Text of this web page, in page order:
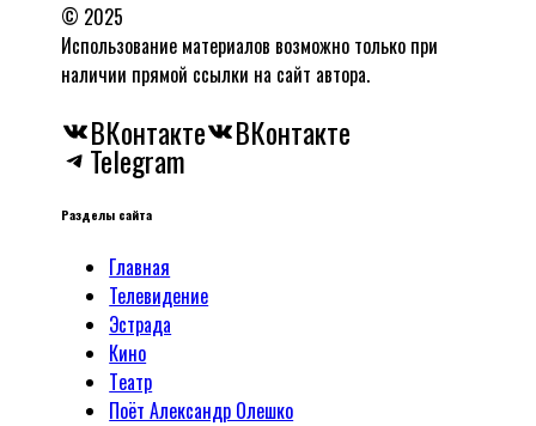
© 2025
Использование материалов возможно только при
наличии прямой ссылки на сайт автора.
ВКонтакте ВКонтакте
Telegram
Разделы сайта
Главная
Телевидение
Эстрада
Кино
Tеатр
Поёт Александр Олешко